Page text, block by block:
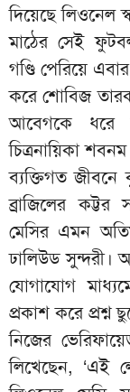
দিয়েছে লিওনেল
মাঠের সেই ফুটবল
গণ্ডি পেরিয়ে
করে শোবিজ
আবেগকে ধরে
চিত্রনায়িকা
ব্যক্তিগত জীবনে
ব্রাজিলের
মেসির এমন
ঢালিউড সুন্দরী।
যোগাযোগ
প্রকাশ করে প্রশ্ন
নিজের
লিখেছেন, ‘এই